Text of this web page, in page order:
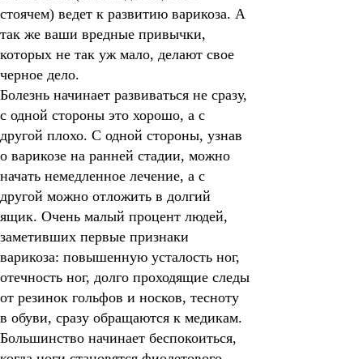
стоячем) ведет к развитию варикоза. А
так же ваши вредные привычки,
которых не так уж мало, делают свое
черное дело.
Болезнь начинает развиваться не сразу,
с одной стороны это хорошо, а с
другой плохо. С одной стороны, узнав
о варикозе на ранней стадии, можно
начать немедленное лечение, а с
другой можно отложить в долгий
ящик. Очень малый процент людей,
заметивших первые признаки
варикоза: повышенную усталость ног,
отечность ног, долго проходящие следы
от резинок гольфов и носков, тесноту
в обуви, сразу обращаются к медикам.
Большинство начинает беспокоиться,